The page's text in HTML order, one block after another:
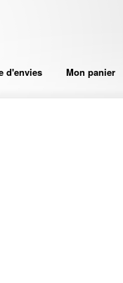
d'envies Mon panier